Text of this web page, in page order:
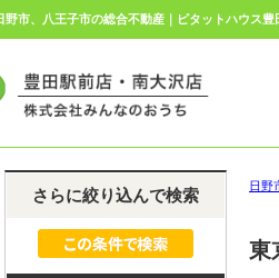
市、八王子市の総合不動産｜ピタットハウス
日野
東
さらに絞り込んで検索